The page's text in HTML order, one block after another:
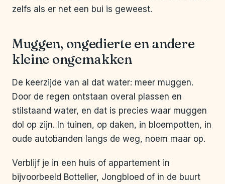
zelfs als er net een bui is geweest.
Muggen, ongedierte en andere
kleine ongemakken
De keerzijde van al dat water: meer muggen.
Door de regen ontstaan overal plassen en
stilstaand water, en dat is precies waar muggen
dol op zijn. In tuinen, op daken, in bloempotten, in
oude autobanden langs de weg, noem maar op.
Verblijf je in een huis of appartement in
bijvoorbeeld Bottelier, Jongbloed of in de buurt